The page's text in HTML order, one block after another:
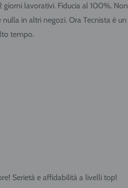
giorni lavorativi. Fiducia al 100%. Non
in altri negozi. Ora Tecnista è un
tempo.
Serietà e affidabilità a livelli top!